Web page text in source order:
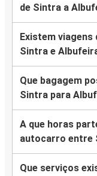
de Sintra a
Existem
Sintra e
Que bagagem
Sintra para
A que horas
autocarro entre
Que serviços